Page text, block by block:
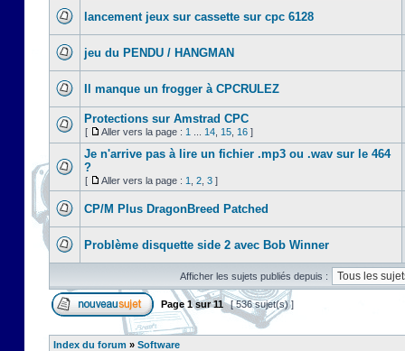
lancement jeux sur cassette sur cpc 6128
jeu du PENDU / HANGMAN
Il manque un frogger à CPCRULEZ
Protections sur Amstrad CPC
[ Aller vers la page : 1 14 15 16 ]
Je n'arrive pas à lire un fichier .mp3 ou .wav sur le 464
?
[ Aller vers la page : 1 2 3 ]
CP/M Plus DragonBreed Patched
Problème disquette side 2 avec Bob Winner
Afficher les sujets publiés depuis :
Page 1sur11 [ 536 sujet(s) ]
Index du forum » Software